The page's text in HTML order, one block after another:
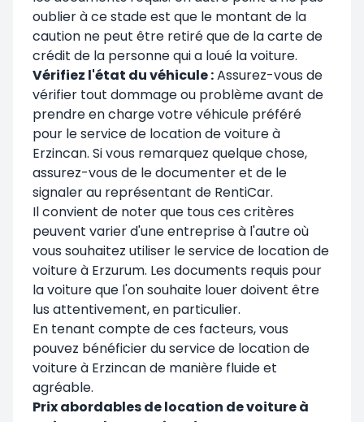
oublier à ce stade est que le montant de la
caution ne peut être retiré que de la carte de
crédit de la personne qui a loué la voiture.
Vérifiez l'état du véhicule :Assurez-vous de
vérifier tout dommage ou problème avant de
prendre en charge votre véhicule préféré
pour le service de location de voiture à
Erzincan. Si vous remarquez quelque chose,
assurez-vous de le documenter et de le
signaler au représentant de RentiCar.
Il convient de noter que tous ces critères
peuvent varier d'une entreprise à l'autre où
vous souhaitez utiliser le service de location de
voiture à Erzurum. Les documents requis pour
la voiture que l'on souhaite louer doivent être
lus attentivement, en particulier.
En tenant compte de ces facteurs, vous
pouvez bénéficier du service de location de
voiture à Erzincan de manière fluide et
agréable.
Prix abordables de location de voiture à